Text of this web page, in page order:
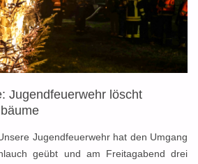
Jugendfeuerwehr löscht
Jugendfeuerwehr hat den Umgang
geübt und am Freitagabend drei